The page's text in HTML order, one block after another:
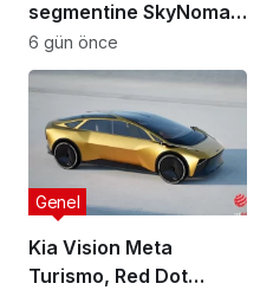
segmentine SkyNomad
ile giriş yapıyor
6 gün önce
Kia Vision Meta
Turismo, Red Dot
Genel